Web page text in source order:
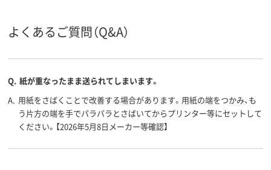
サイズ
A2（420×594mm）、
はがき
アスクル
商品環境
スコア
55
よくあるご質問（Q&A）
Q. 紙が重なったまま送られてしまいます。
A. 用紙をさばくことで改善する場合があります。用紙の端をつかみ、も
う片方の端を手でパラパラとさばいてからプリンター等にセットして
ください。【2026年5月8日メーカー等確認】